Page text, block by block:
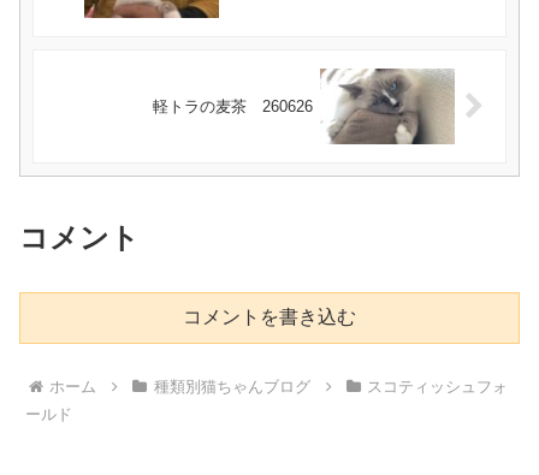
軽トラの麦茶 260626
コメント
コメントを書き込む
ホーム 種類別猫ちゃんブログ
スコティッシュフォ
ールド